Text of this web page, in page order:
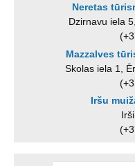
Neretas
Dzirnavu iela
Mazzalves
Skolas iela 1,
Iršu